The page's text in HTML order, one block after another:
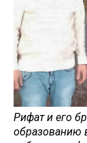
Рифат и его
образованию